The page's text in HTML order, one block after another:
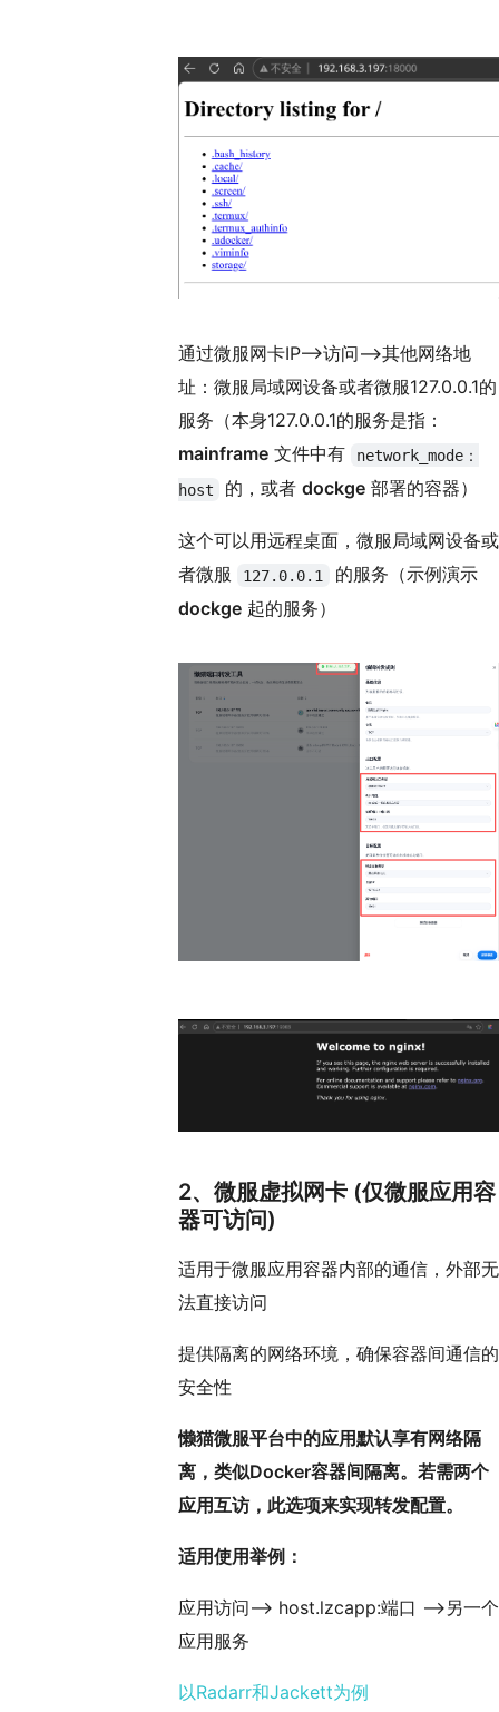
通过微服网卡IP——>访问——>其他网络地
址：微服局域网设备或者微服127.0.0.1的
服务（本身127.0.0.1的服务是指：
mainframe 文件中有
network_mode：
host
的，或者dockge 部署的容器）
这个可以用远程桌面，微服局域网设备或
者微服
127.0.0.1
的服务（示例演示
dockge 起的服务）
2、微服虚拟网卡 (仅微服应用容
器可访问)
适用于微服应用容器内部的通信，外部无
法直接访问
提供隔离的网络环境，确保容器间通信的
安全性
懒猫微服平台中的应用默认享有网络隔
离，类似Docker容器间隔离。若需两个
应用互访，此选项来实现转发配置。
适用使用举例：
应用访问——> host.lzcapp:端口 ——>另一个
应用服务
以Radarr和Jackett为例